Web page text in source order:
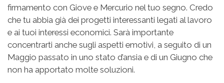
firmamento con Giove e Mercurio nel tuo segno. Credo
che tu abbia già dei progetti interessanti legati al lavoro
e ai tuoi interessi economici. Sarà importante
concentrarti anche sugli aspetti emotivi, a seguito di un
Maggio passato in uno stato d’ansia e di un Giugno che
non ha apportato molte soluzioni.